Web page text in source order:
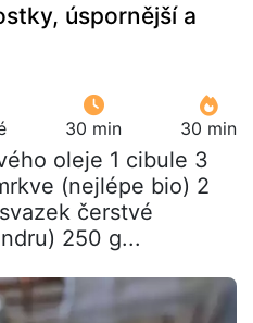
úspornější a
30 min 30 min
oleje 1 cibule 3
(nejlépe bio) 2
čerstvé
250 g...